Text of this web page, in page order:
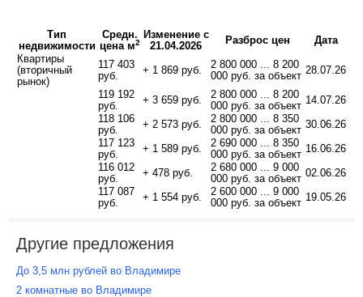
Тип
недвижимости
Средн.
цена м2
Изменение с
21.04.2026
Разброс цен
Дата
Квартиры
(вторичный
рынок)
117 403
руб.
+ 1 869 руб.
2 800 000 ... 8 200
000 руб. за объект 28.07.26
119 192
руб.
+ 3 659 руб.
2 800 000 ... 8 200
000 руб. за объект 14.07.26
118 106
руб.
+ 2 573 руб.
2 800 000 ... 8 350
000 руб. за объект 30.06.26
117 123
руб.
+ 1 589 руб.
2 690 000 ... 8 350
000 руб. за объект 16.06.26
116 012
руб.
+ 478 руб.
2 680 000 ... 9 000
000 руб. за объект 02.06.26
117 087
руб.
+ 1 554 руб.
2 600 000 ... 9 000
000 руб. за объект 19.05.26
Другие предложения
До 3,5 млн рублей во Владимире
2 комнатные во Владимире